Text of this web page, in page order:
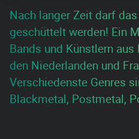
Nach langer Zeit darf
geschüttelt werden! Ein
Bands und Künstlern
den Niederlanden und
Verschiedenste Genres
Blackmetal, Postmetal,